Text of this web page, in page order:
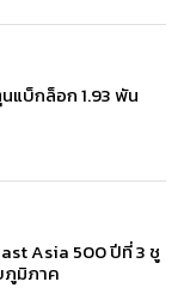
แบ็กล็อก 1.93 พัน
Asia 500 ปีที่ 3 ชู
ภูมิภาค